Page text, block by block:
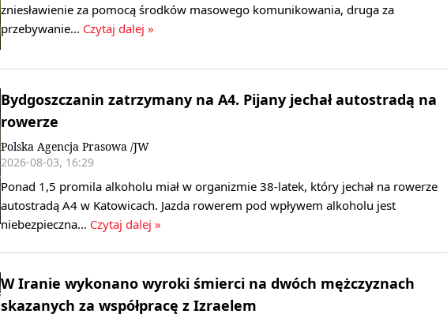
zniesławienie za pomocą środków masowego komunikowania, druga za
przebywanie… Czytaj dalej »
Bydgoszczanin zatrzymany na A4. Pijany jechał autostradą na
rowerze
Polska Agencja Prasowa /JW
2026-08-03, 16:29
Ponad 1,5 promila alkoholu miał w organizmie 38-latek, który jechał na rowerze
autostradą A4 w Katowicach. Jazda rowerem pod wpływem alkoholu jest
niebezpieczna… Czytaj dalej »
W Iranie wykonano wyroki śmierci na dwóch mężczyznach
skazanych za współpracę z Izraelem